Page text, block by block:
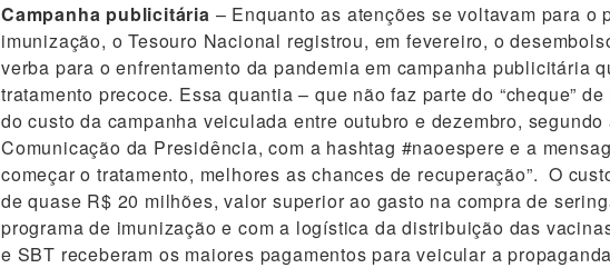
Campanha publicitária – Enquanto as atenções se voltavam para o
imunização, o Tesouro Nacional registrou, em fevereiro, o
verba para o enfrentamento da pandemia em campanha publicitária
tratamento precoce. Essa quantia – que não faz parte do “cheque”
do custo da campanha veiculada entre outubro e dezembro,
Comunicação da Presidência, com a hashtag #naoespere e a
começar o tratamento, melhores as chances de recuperação”. O
de quase R$ 20 milhões, valor superior ao gasto na compra de
programa de imunização e com a logística da distribuição das
e SBT receberam os maiores pagamentos para veicular a